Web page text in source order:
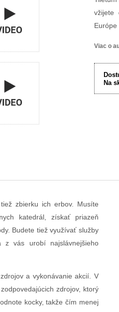
vžijete
Európe
Viac o
Na
zbierku ich erbov. Musíte
katedrál, získať priazeň
Budete tiež využívať služby
z vás urobí najslávnejšieho
a vykonávanie akcií. V
zdrojov, ktorý
kocky, takže čím menej